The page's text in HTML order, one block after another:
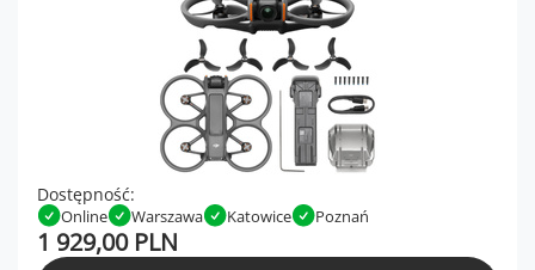
Dostępność:
Online Warszawa Katowice Poznań
1 929,00 PLN